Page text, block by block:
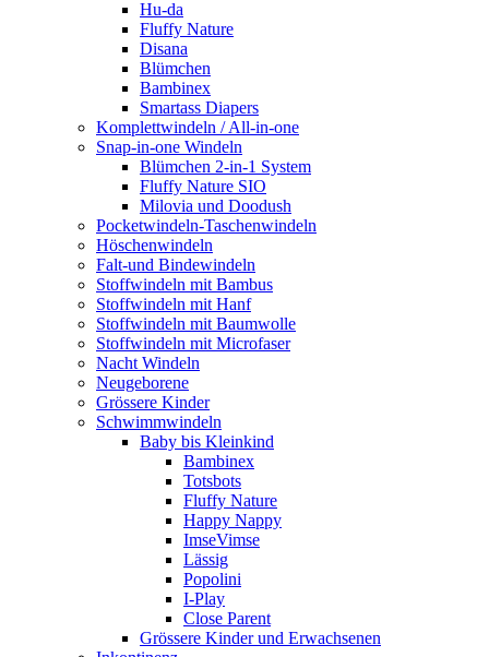
Hu-da
Fluffy Nature
Disana
Blümchen
Bambinex
Smartass Diapers
Komplettwindeln / All-in-one
Snap-in-one Windeln
Blümchen 2-in-1 System
Fluffy Nature SIO
Milovia und Doodush
Pocketwindeln-Taschenwindeln
Höschenwindeln
Falt-und Bindewindeln
Stoffwindeln mit Bambus
Stoffwindeln mit Hanf
Stoffwindeln mit Baumwolle
Stoffwindeln mit Microfaser
Nacht Windeln
Neugeborene
Grössere Kinder
Schwimmwindeln
Baby bis Kleinkind
Bambinex
Totsbots
Fluffy Nature
Happy Nappy
ImseVimse
Lässig
Popolini
I-Play
Close Parent
Grössere Kinder und Erwachsenen